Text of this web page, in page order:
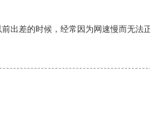
差的时候，经常因为网速慢而无法